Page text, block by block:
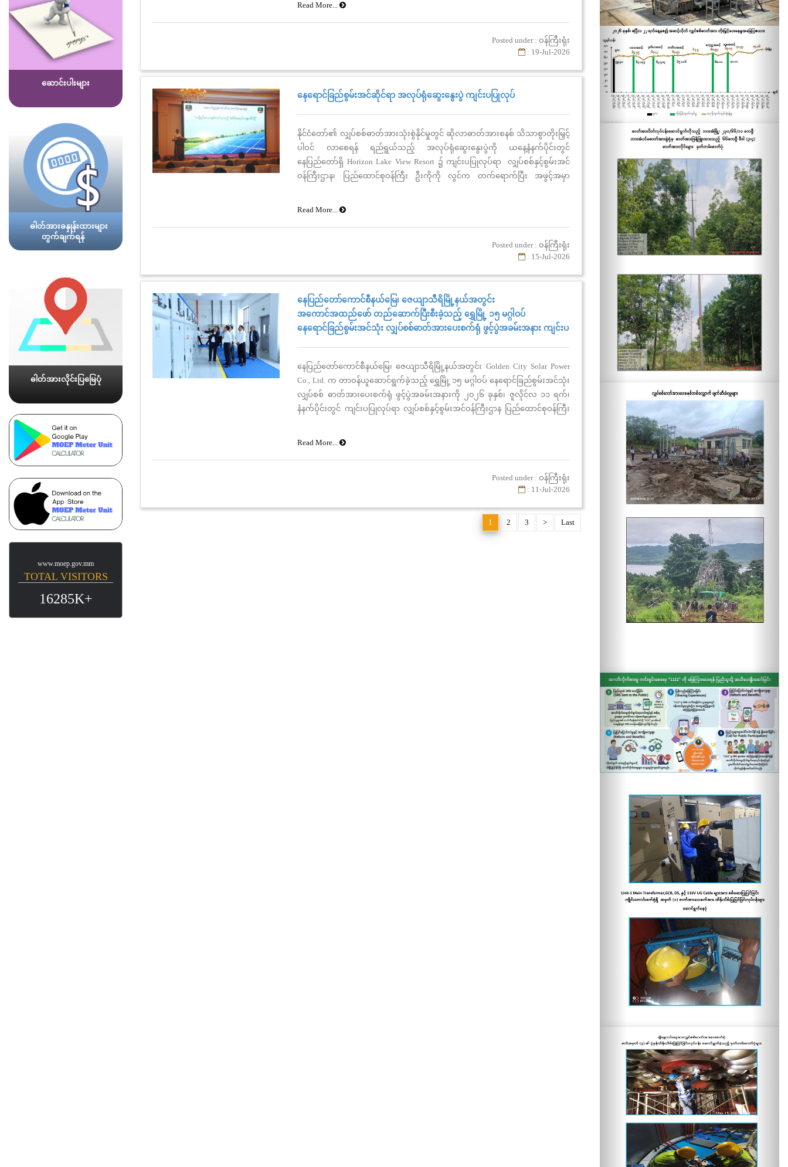
ဆောင်းပါးများ
ဓါတ်အားခနှုန်းထားများ
တွက်ချက်ရန်
ဓါတ်အားလိုင်းပြမြေပုံ
www.moep.gov.mm
TOTAL VISITORS
16285K+
Read More...
Posted under : ဝန်ကြီးရုံး
: 19-Jul-2026
နေရောင်ခြည်စွမ်းအင်ဆိုင်ရာ အလုပ်ရုံဆွေးနွေးပွဲ ကျင်းပပြုလုပ်
နိုင်ငံတော်၏ လျှပ်စစ်ဓာတ်အားသုံးစွဲနိုင်မှုတွင် ဆိုလာဓာတ်အားစနစ် သိသာစွာတိုးမြှင့်
ပါဝင် လာစေရန် ရည်ရွယ်သည့် အလုပ်ရုံဆွေးနွေးပွဲကို ယနေ့နံနက်ပိုင်းတွင်
နေပြည်တော်ရှိ Horizon Lake View Resort ၌ ကျင်းပပြုလုပ်ရာ လျှပ်စစ်နှင့်စွမ်းအင်
ဝန်ကြီးဌာန၊ ပြည်ထောင်စုဝန်ကြီး ဦးကိုကို လွင်က တက်ရောက်ပြီး အဖွင့်အမှာ
Read More...
Posted under : ဝန်ကြီးရုံး
: 15-Jul-2026
နေပြည်တော်ကောင်စီနယ်မြေ၊ ဇေယျာသီရိမြို့နယ်အတွင်း
အကောင်အထည်ဖော် တည်ဆောက်ပြီးစီးခဲ့သည့် ရွှေမြို့ ၁၅ မဂ္ဂါဝပ်
နေရောင်ခြည်စွမ်းအင်သုံး လျှပ်စစ်ဓာတ်အားပေးစက်ရုံ ဖွင့်ပွဲအခမ်းအနား ကျင်းပ
နေပြည်တော်ကောင်စီနယ်မြေ၊ ဇေယျာသီရိမြို့နယ်အတွင်း Golden City Solar Power
Co., Ltd. က တာဝန်ယူဆောင်ရွက်ခဲ့သည့် ရွှေမြို့ ၁၅ မဂ္ဂါဝပ် နေရောင်ခြည်စွမ်းအင်သုံး
လျှပ်စစ် ဓာတ်အားပေးစက်ရုံ ဖွင့်ပွဲအခမ်းအနားကို ၂၀၂၆ ခုနှစ်၊ ဇူလိုင်လ ၁၁ ရက်၊
နံနက်ပိုင်းတွင် ကျင်းပပြုလုပ်ရာ လျှပ်စစ်နှင့်စွမ်းအင်ဝန်ကြီးဌာန ပြည်ထောင်စုဝန်ကြီး
Read More...
Posted under : ဝန်ကြီးရုံး
: 11-Jul-2026
1 2 3 > Last